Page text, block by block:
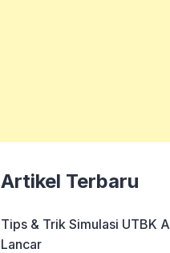
Artikel Terbaru
Tips & Trik Simulasi UTBK
Lancar